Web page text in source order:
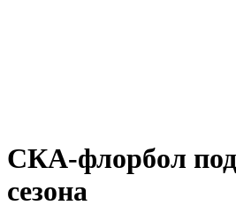
СКА-флорбол
сезона